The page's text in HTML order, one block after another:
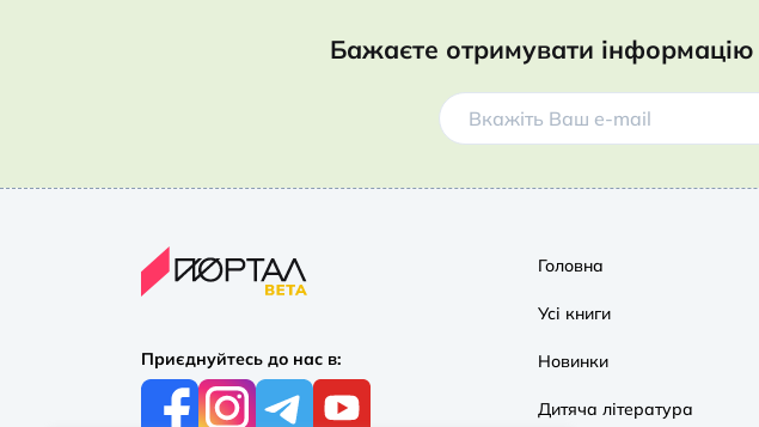
Бажаєте отримувати
Приєднуйтесь до нас в:
Головна
Усі книги
Новинки
Дитяча література